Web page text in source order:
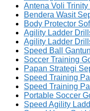
Antena Voli Trinity
Bendera Wasit
Body Protector
Agility Ladder
Agility Ladder
Speed Ball
Soccer Training
Papan Strategi
Speed Training
Speed Training
Portable Soccer
Speed Agility